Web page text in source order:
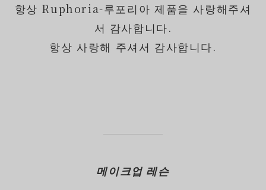
항상 Ruphoria-루포리아 제품을 사랑해주셔
서 감사합니다.
항상 사랑해 주셔서 감사합니다.
메이크업 레슨